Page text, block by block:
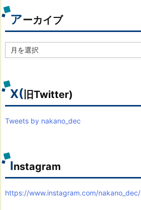
別
アーカイブ
ー
ブ
X( 旧Twitter)
Tweets by nakano_dec
Instagram
https://www.instagram.com/nakano_dec/